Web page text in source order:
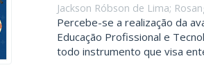
Jackson Róbson de Lima;
Percebe-se a realização da
Educação Profissional e
todo instrumento que visa